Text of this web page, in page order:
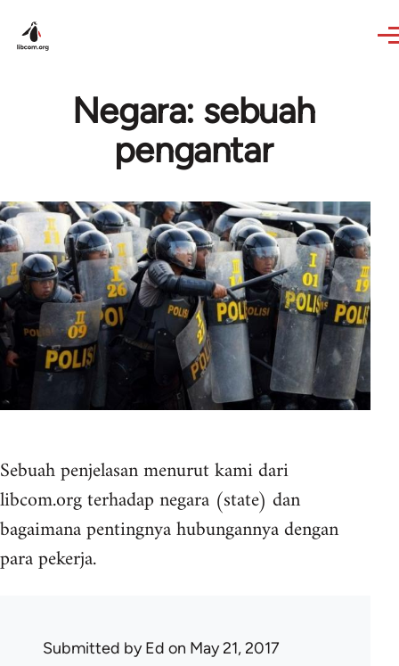
Negara: sebuah
pengantar
Sebuah penjelasan menurut kami dari
libcom.org terhadap negara (state) dan
bagaimana pentingnya hubungannya dengan
para pekerja.
Submitted byEd on May 21, 2017